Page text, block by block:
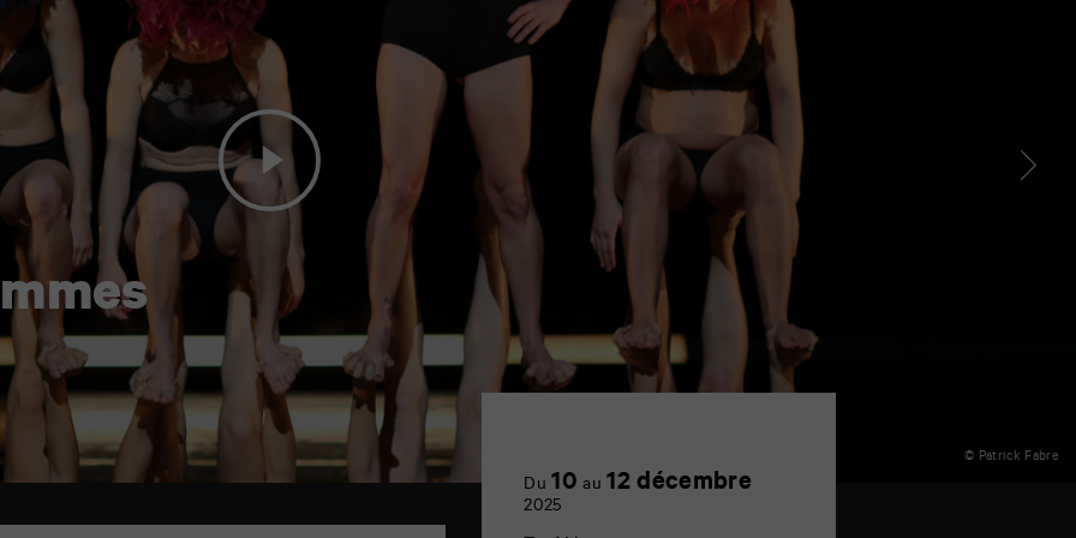
© Patrick Fabre
Achetez
en
ligne
Du 10 au 12 décembre
2025